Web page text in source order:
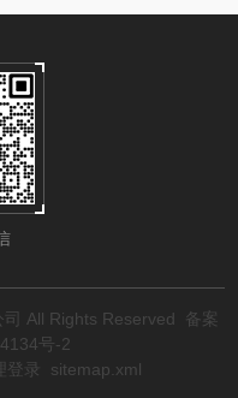
All Rights Reserved
备案
号-2
登录 sitemap.xml